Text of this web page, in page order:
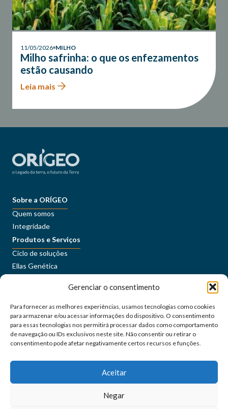
Gerenciar o consentimento
Para fornecer as melhores experiências, usamos tecnologias como cookies
para armazenar e/ou acessar informações do dispositivo. O consentimento
para essas tecnologias nos permitirá processar dados como comportamento
de navegação ou IDs exclusivos neste site. Não consentir ou retirar o
consentimento pode afetar negativamente certos recursos e funções.
Aceitar
Negar
11/05/2026 MILHO
Milho safrinha: o que os enfezamentos
estão causando
Leia mais
Sobre a ORÍGEO
Quem somos
Integridade
Produtos e Serviços
Ciclo de soluções
Ellas Genética
Carreiras
ORÍGEO+
Portal do Cliente Fale Conosco
Siga as nossas redes sociais